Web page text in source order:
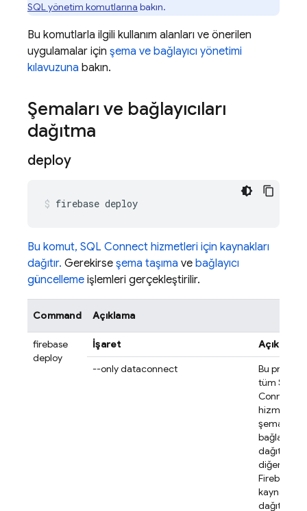
SQLyönetim komutlarına bakın.
Bu komutlarla ilgili kullanım alanları ve önerilen
uygulamalar için şema ve bağlayıcı yönetimi
kılavuzuna bakın.
Şemaları ve bağlayıcıları
dağıtma
deploy
firebase deploy
Bu komut, SQL Connect hizmetleri için kaynakları
dağıtır. Gerekirse şema taşıma ve bağlayıcı
güncelleme işlemleri gerçekleştirilir.
Command Açıklama
firebase
deploy
İşaret
Açıklama
--only dataconnect
Bu proje
tüm SQL
Connect
şemalarını
dağıtın
diğer
Firebase